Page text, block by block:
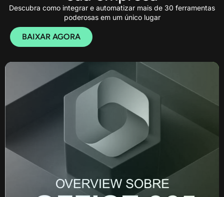
Descubra como integrar e automatizar mais de 30 ferramentas
poderosas em um único lugar
BAIXAR AGORA